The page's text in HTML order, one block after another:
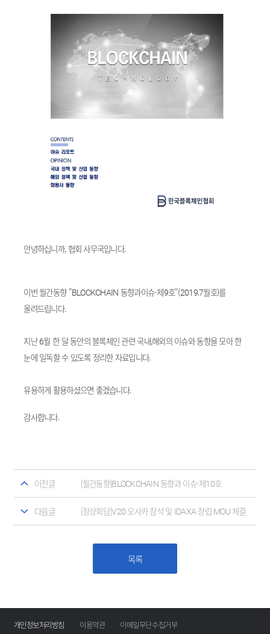
안녕하십니까, 협회 사무국입니다.
이번 월간동향 "BLOCKCHAIN 동향과이슈-제9호"(2019.7월호)를
올려드립니다.
지난 6월 한 달 동안의 블록체인 관련 국내,해외의 이슈와 동향을 모아 한
눈에 일독할 수 있도록 정리한 자료입니다.
유용하게 활용하셨으면 좋겠습니다.
감사합니다.
이전글 [월간동향]BLOCKCHAIN 동향과 이슈-제10호
다음글 [정상회담]V20 오사카 참석 및 IDAXA 창립 MOU 체결
목록
개인정보처리방침 이용약관 이메일무단수집거부